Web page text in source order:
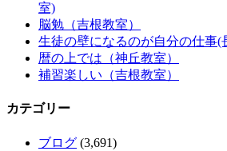
室)
脳勉（吉根教室）
生徒の壁になるのが自分の仕事(
暦の上では（神丘教室）
補習楽しい（吉根教室）
カテゴリー
ブログ (3,691)